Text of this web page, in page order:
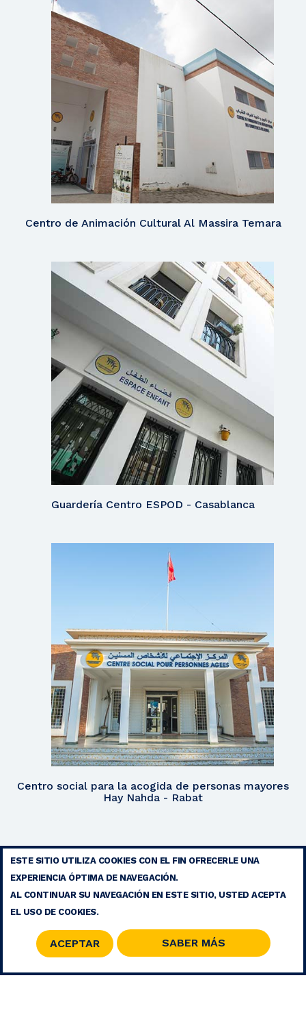
Centro de Animación Cultural Al Massira Temara
Guardería Centro ESPOD - Casablanca
Centro social para la acogida de personas mayores
Hay Nahda - Rabat
AVISO LEGAL
CONTACTO
RSS
© 2026 COPYRIGHT - FUNDACIÓN MOHAMMED V PARA LA
SOLIDARIDAD
ESTE SITIO UTILIZA COOKIES CON EL FIN OFRECERLE UNA
EXPERIENCIA ÓPTIMA DE NAVEGACIÓN.
AL CONTINUAR SU NAVEGACIÓN EN ESTE SITIO, USTED ACEPTA
EL USO DE COOKIES.
ACEPTAR SABER MÁS